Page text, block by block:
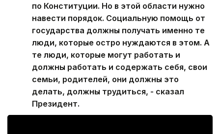
по Конституции. Но в этой области нужно
навести порядок. Социальную помощь от
государства должны получать именно те
люди, которые остро нуждаются в этом. А
те люди, которые могут работать и
должны работать и содержать себя, свои
семьи, родителей, они должны это
делать, должны трудиться, - сказал
Президент.